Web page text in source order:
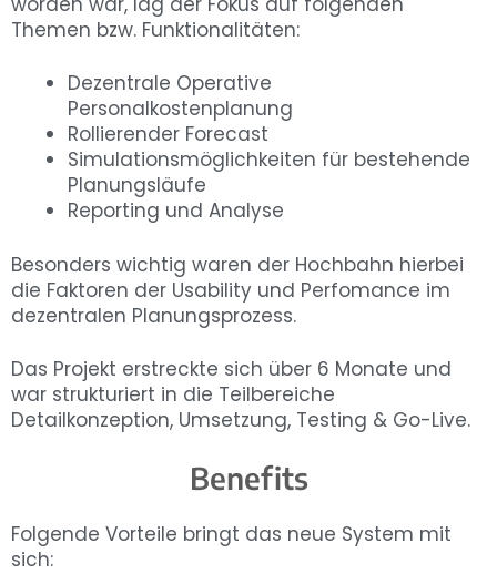
Themen bzw. Funktionalitäten:
Dezentrale Operative
Personalkostenplanung
Rollierender Forecast
Simulationsmöglichkeiten für bestehende
Planungsläufe
Reporting und Analyse
Besonders wichtig waren der Hochbahn hierbei
die Faktoren der Usability und Perfomance im
dezentralen Planungsprozess.
Das Projekt erstreckte sich über 6 Monate und
war strukturiert in die Teilbereiche
Detailkonzeption, Umsetzung, Testing & Go-Live.
Benefits
Folgende Vorteile bringt das neue System mit
sich: